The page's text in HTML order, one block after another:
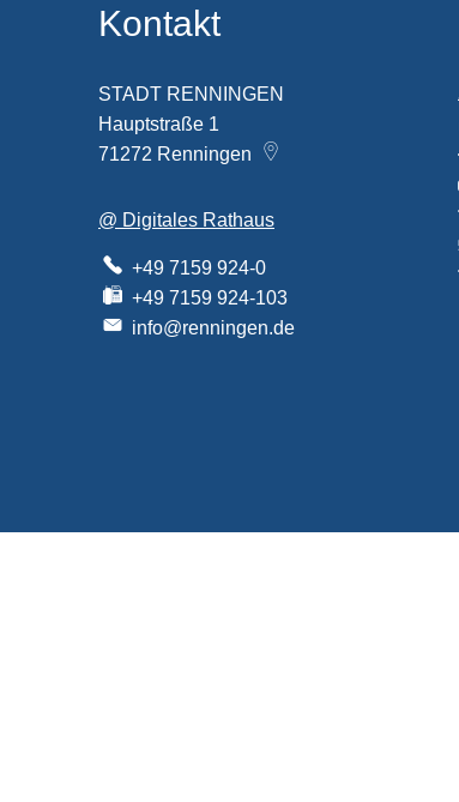
Kontakt
STADT RENNINGEN
Hauptstraße 1
71272 Renningen
@ Digitales Rathaus
+49 7159 924-0
+49 7159 924-103
info@renningen.de